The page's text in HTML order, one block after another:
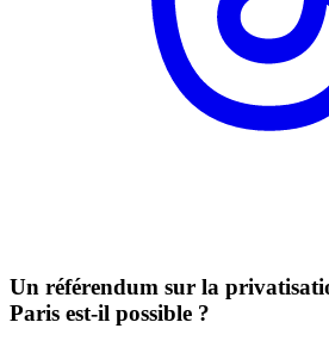
Un référendum sur la
Paris est-il possible ?